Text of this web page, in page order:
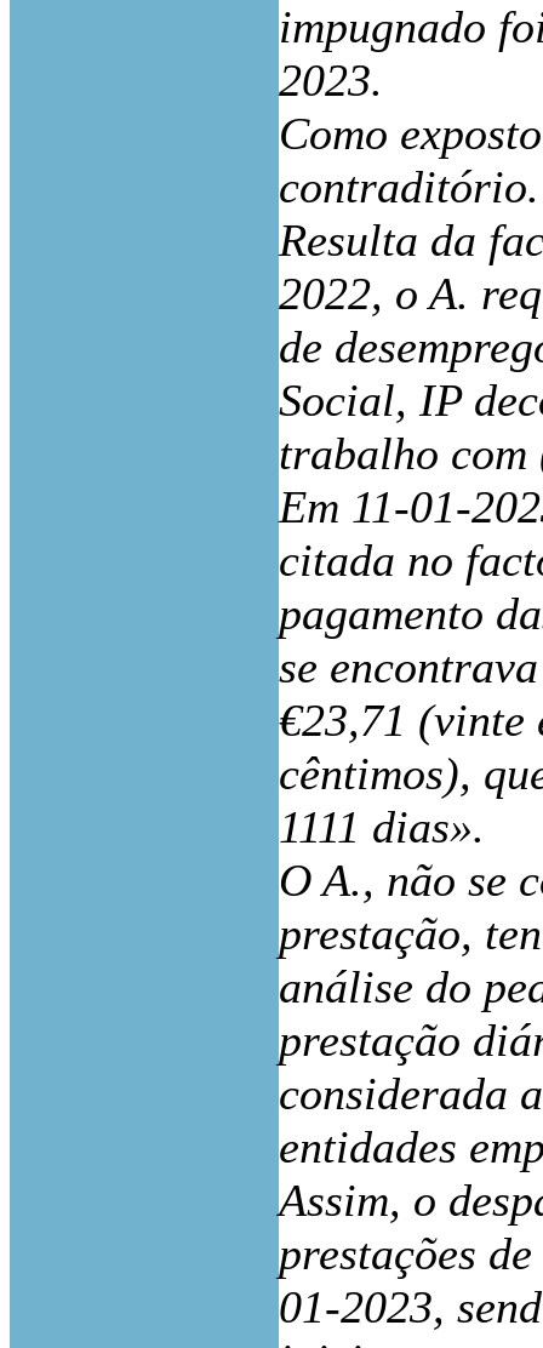
impugnado
2023.
Como
contraditório.
Resulta da
2022, o A.
de
Social, IP
trabalho
Em 11-01-
citada no
pagamento
se
€23,71 (vinte
cêntimos),
1111 dias».
O A., não se
prestação,
análise do
prestação
considerada
entidades
Assim, o
prestações
01-2023,